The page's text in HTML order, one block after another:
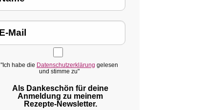
"Ich habe die Datenschutzerklärung gelesen
und stimme zu"
Als Dankeschön für deine
Anmeldung zu meinem
Rezepte‑Newsletter.